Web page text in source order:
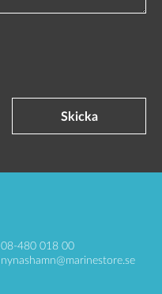
Skicka
08-480 018 00
nynashamn@marinestore.se